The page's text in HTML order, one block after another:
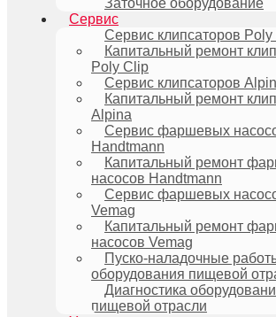
Заточное оборудование
Сервис
Сервис клипсаторов
Капитальный ремонт
Poly Clip
Сервис клипсаторов
Капитальный ремонт
Alpina
Сервис фаршевых
Handtmann
Капитальный ремонт
насосов Handtmann
Сервис фаршевых
Vemag
Капитальный ремонт
насосов Vemag
Пуско-наладочные
оборудования пищевой
Диагностика
пищевой отрасли